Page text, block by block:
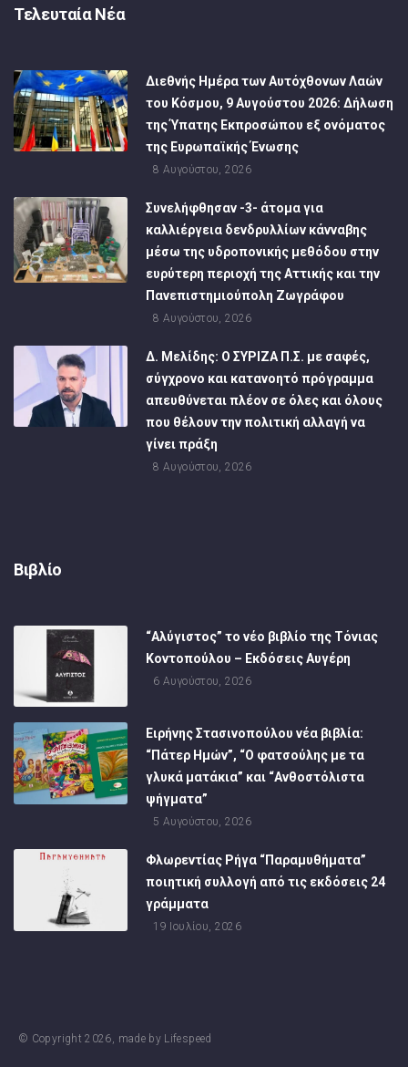
Τελευταία Νέα
Διεθνής Ημέρα των Αυτόχθονων Λαών
του Κόσμου, 9 Αυγούστου 2026: Δήλωση
της Ύπατης Εκπροσώπου εξ ονόματος
της Ευρωπαϊκής Ένωσης
8 Αυγούστου, 2026
Συνελήφθησαν -3- άτομα για
καλλιέργεια δενδρυλλίων κάνναβης
μέσω της υδροπονικής μεθόδου στην
ευρύτερη περιοχή της Αττικής και την
Πανεπιστημιούπολη Ζωγράφου
8 Αυγούστου, 2026
Δ. Μελίδης: Ο ΣΥΡΙΖΑ Π.Σ. με σαφές,
σύγχρονο και κατανοητό πρόγραμμα
απευθύνεται πλέον σε όλες και όλους
που θέλουν την πολιτική αλλαγή να
γίνει πράξη
8 Αυγούστου, 2026
Βιβλίο
“Αλύγιστος” το νέο βιβλίο της Τόνιας
Κοντοπούλου – Εκδόσεις Αυγέρη
6 Αυγούστου, 2026
Ειρήνης Στασινοπούλου νέα βιβλία:
“Πάτερ Ημών”, “Ο φατσούλης με τα
γλυκά ματάκια” και “Ανθοστόλιστα
ψήγματα”
5 Αυγούστου, 2026
Φλωρεντίας Ρήγα “Παραμυθήματα”
ποιητική συλλογή από τις εκδόσεις 24
γράμματα
19 Ιουλίου, 2026
© Copyright2026, made by Lifespeed